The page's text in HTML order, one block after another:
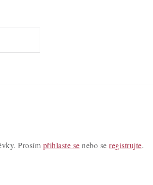
Prosím přihlaste se nebo se registrujte.